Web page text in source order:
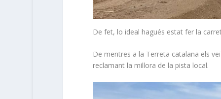
De fet, lo ideal hagués estat fer la
De mentres a la Terreta catalana els
reclamant la millora de la pista local.